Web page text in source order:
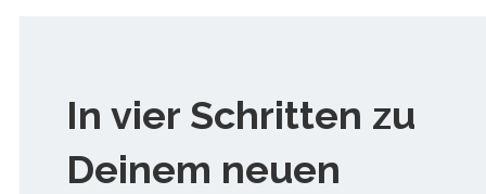
In vier Schritten zu
Deinem neuen